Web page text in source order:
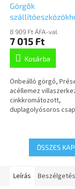
Görgők
125mm,
3470UFR125P62
8 909 Ft ÁFA-val
7 015 Ft
Kosárba
Önbeálló görgő,
acéllemez
cinkkromátozott,
duplagolyósoros
Poliamid
ÖSSZES
Leírás Beszélgetés